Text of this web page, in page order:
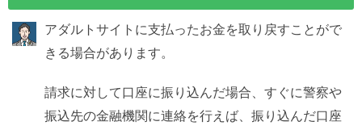
アダルトサイトに支払ったお金を取り戻すことがで
きる場合があります。
請求に対して口座に振り込んだ場合、すぐに警察や
振込先の金融機関に連絡を行えば、振り込んだ口座